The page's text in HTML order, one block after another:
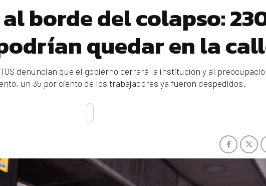
al borde del colapso:
quedar en la
denuncian que el gobierno cerrará la institución y al
un 35 por ciento de los trabajadores ya fueron despedidos.